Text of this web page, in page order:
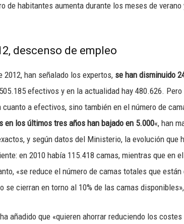
de habitantes aumenta durante los meses de
descenso de empleo
2012, han señalado los expertos, se han disminuido
efectivos y en la actualidad hay 480.626.
a efectivos, sino también en el número de
en los últimos tres años han bajado en 5.000«, han
y según datos del Ministerio, la evolución que
en 2010 había 115.418 camas, mientras que en
«se reduce el número de camas totales que
se cierran en torno al 10% de las camas
añadido que «quieren ahorrar reduciendo los